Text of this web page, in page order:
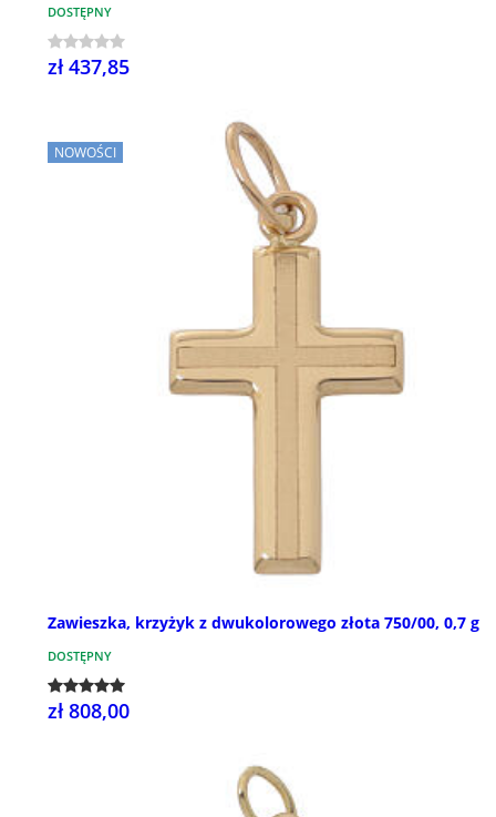
DOSTĘPNY
zł 437,85
NOWOŚCI
Zawieszka, krzyżyk z dwukolorowego złota 750/00, 0,7 g
DOSTĘPNY
zł 808,00